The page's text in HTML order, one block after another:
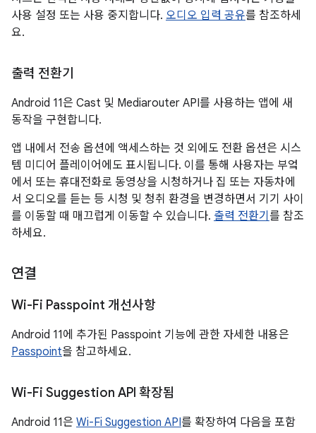
사용 설정 또는 사용 중지합니다. 오디오 입력 공유를 참조하세
요.
출력 전환기
Android 11은 Cast 및 Mediarouter API를 사용하는 앱에 새
동작을 구현합니다.
앱 내에서 전송 옵션에 액세스하는 것 외에도 전환 옵션은 시스
템 미디어 플레이어에도 표시됩니다. 이를 통해 사용자는 부엌
에서 또는 휴대전화로 동영상을 시청하거나 집 또는 자동차에
서 오디오를 듣는 등 시청 및 청취 환경을 변경하면서 기기 사이
를 이동할 때 매끄럽게 이동할 수 있습니다. 출력 전환기 를 참조
하세요.
연결
Wi-Fi Passpoint 개선사항
Android 11에 추가된 Passpoint 기능에 관한 자세한 내용은
Passpoint을 참고하세요.
Wi-Fi Suggestion API 확장됨
Android 11은 Wi-Fi Suggestion API를 확장하여 다음을 포함